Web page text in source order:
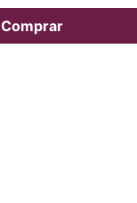
Comprar